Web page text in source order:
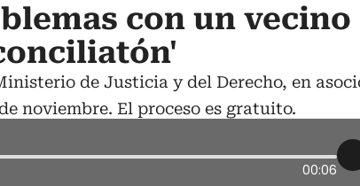
con un
de Justicia y del Derecho, en
noviembre. El proceso es gratuito.
00:06